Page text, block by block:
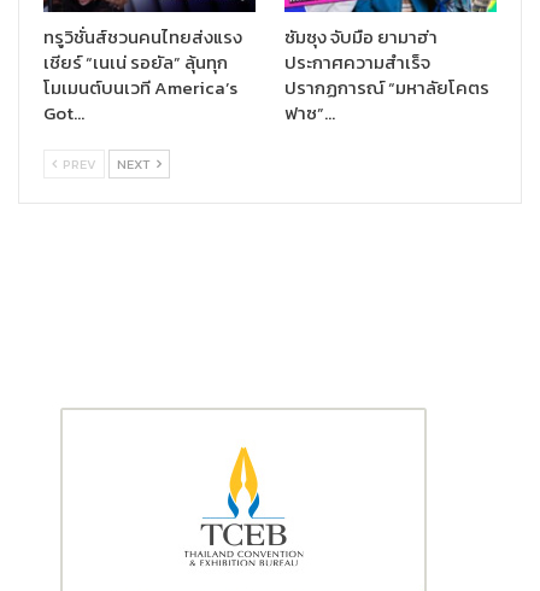
ที่ได้ใช้สิทธิยกเว้นภาษีสำหรับเงินได้ที่จ่ายเป็นเบี้ยประกันชีวิตไปแล้ว
รวมถึงเงินเพิ่มอีกร้อยละ 1.5 ต่อเดือนของเงินภาษีที่ต้องจ่ายให้กับกรม
สรรพากร ผู้อำนวยการบริหารสมาคม ฯ กล่าวเพิ่มเติม
ทรูวิชั่นส์ชวนคนไทยส่งแรง
เชียร์ “เนเน่ รอยัล” ลุ้นทุก
โมเมนต์บนเวที America’s
Got…
ซัมซุง จับมือ ยามาฮ่า
ประกาศความสำเร็จ
ปรากฏการณ์ “มหาลัยโคตร
ฟาซ”…
PREV NEXT